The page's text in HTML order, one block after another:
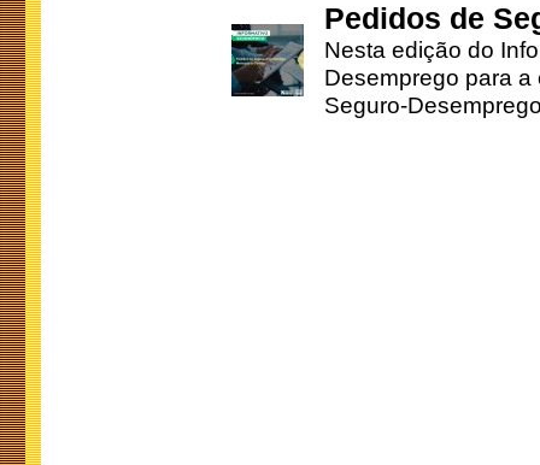
Pedidos de
Nesta edição do
Desemprego para
Seguro-